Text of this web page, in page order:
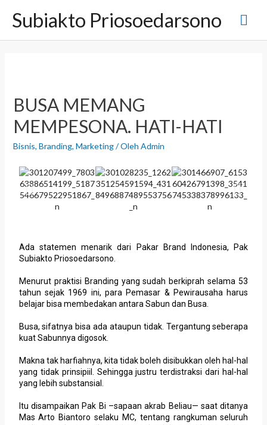
Subiakto Priosoedarsono
BUSA MEMANG
MEMPESONA. HATI-HATI
Bisnis, Branding, Marketing/ Oleh Admin
Ada statemen menarik dari Pakar Brand Indonesia, Pak
Subiakto Priosoedarsono.
Menurut praktisi Branding yang sudah berkiprah selama 53
tahun sejak 1969 ini, para Pemasar & Pewirausaha harus
belajar bisa membedakan antara Sabun dan Busa.
Busa, sifatnya bisa ada ataupun tidak. Tergantung seberapa
kuat Sabunnya digosok.
Makna tak harfiahnya, kita tidak boleh disibukkan oleh hal-hal
yang tidak prinsipiil. Sehingga justru terdistraksi dari hal-hal
yang lebih substansial.
Itu disampaikan Pak Bi –sapaan akrab Beliau— saat ditanya
Mas Arto Biantoro selaku MC, tentang rangkuman seluruh